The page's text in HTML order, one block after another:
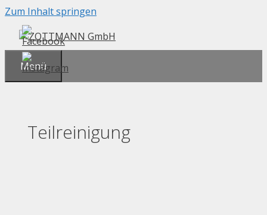
Zum Inhalt springen
Menü
Teilreinigung